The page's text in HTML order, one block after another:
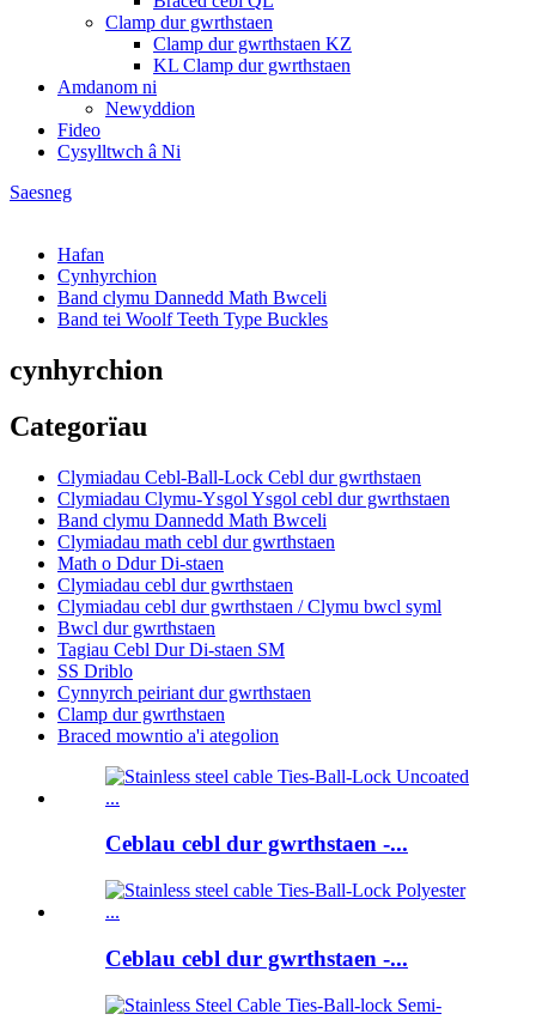
Clamp dur gwrthstaen
Clamp dur gwrthstaen KZ
KL Clamp dur gwrthstaen
Amdanom ni
Newyddion
Fideo
Cysylltwch â Ni
Saesneg
Hafan
Cynhyrchion
Band clymu Dannedd Math Bwceli
Band tei Woolf Teeth Type Buckles
cynhyrchion
Categorïau
Clymiadau Cebl-Ball-Lock Cebl dur gwrthstaen
Clymiadau Clymu-Ysgol Ysgol cebl dur gwrthstaen
Band clymu Dannedd Math Bwceli
Clymiadau math cebl dur gwrthstaen
Math o Ddur Di-staen
Clymiadau cebl dur gwrthstaen
Clymiadau cebl dur gwrthstaen / Clymu bwcl syml
Bwcl dur gwrthstaen
Tagiau Cebl Dur Di-staen SM
SS Driblo
Cynnyrch peiriant dur gwrthstaen
Clamp dur gwrthstaen
Braced mowntio a'i ategolion
Ceblau cebl dur gwrthstaen -...
Ceblau cebl dur gwrthstaen -...